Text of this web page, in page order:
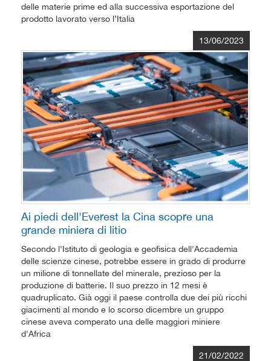
delle materie prime ed alla successiva esportazione del
prodotto lavorato verso l’Italia
13/06/2023
Ai piedi dell'Everest la Cina scopre una
grande miniera di litio
Secondo l'Istituto di geologia e geofisica dell'Accademia
delle scienze cinese, potrebbe essere in grado di produrre
un milione di tonnellate del minerale, prezioso per la
produzione di batterie. Il suo prezzo in 12 mesi è
quadruplicato. Già oggi il paese controlla due dei più ricchi
giacimenti al mondo e lo scorso dicembre un gruppo
cinese aveva comperato una delle maggiori miniere
d'Africa
21/02/2022